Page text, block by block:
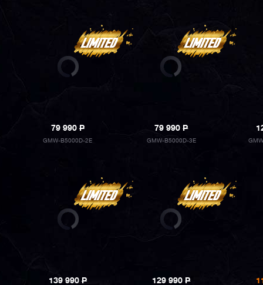
79 990P
GMW-B5000D-2E
79 990P
GMW-B5000D-3E
139 990P 129 990P